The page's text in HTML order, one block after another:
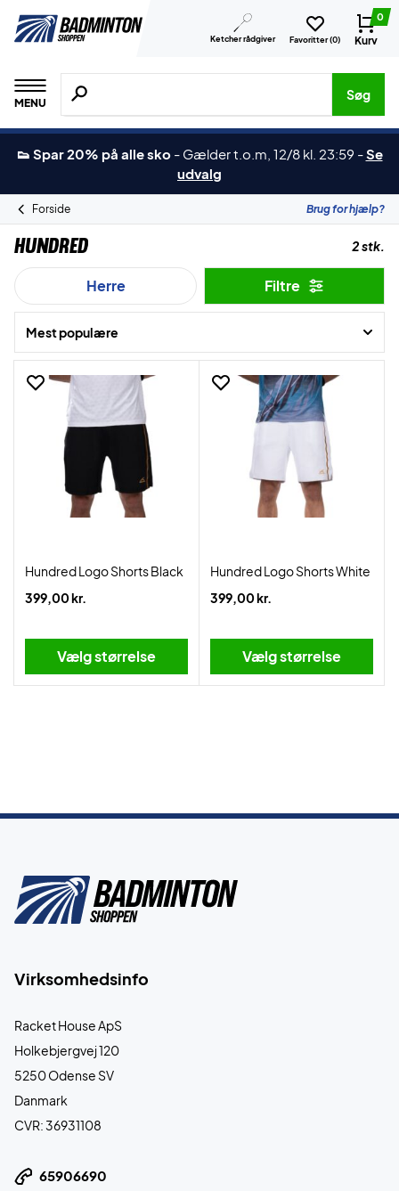
Ketcher rådgiver Favoritter (0)
0
Kurv
MENU
Søg efter produkter, mærker etc.
Søg
👟 Spar 20% på alle sko - Gælder t.o.m, 12/8 kl. 23:59 -Se
udvalg
Forside Brug for hjælp?
Hundred 2 stk.
Herre Filtre
Mest populære
Hundred Logo Shorts Black
399,00 kr.
Vælg størrelse
Hundred Logo Shorts White
399,00 kr.
Vælg størrelse
Virksomhedsinfo
Racket House ApS
Holkebjergvej 120
5250 Odense SV
Danmark
CVR: 36931108
65906690